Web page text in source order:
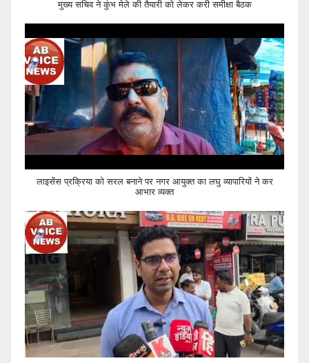
मुख्य सचिव ने कुंभ मेले की तैयारी को लेकर करी समीक्षा बैठक
लाइसेंस प्रक्रिया को सरल बनाने पर नगर आयुक्त का लघु व्यापारियों ने कर
आभार व्यक्त